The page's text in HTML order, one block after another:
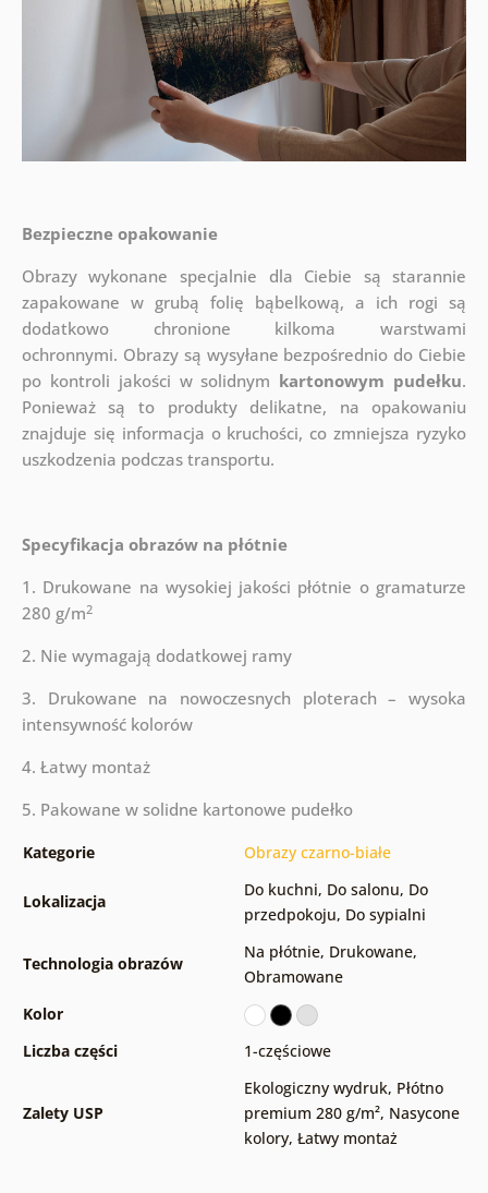
Bezpieczne opakowanie
Obrazy wykonane specjalnie dla Ciebie są starannie
zapakowane w grubą folię bąbelkową, a ich rogi są
dodatkowo chronione kilkoma warstwami
ochronnymi. Obrazy są wysyłane bezpośrednio do Ciebie
po kontroli jakości w solidnym kartonowym pudełku.
Ponieważ są to produkty delikatne, na opakowaniu
znajduje się informacja o kruchości, co zmniejsza ryzyko
uszkodzenia podczas transportu.
Specyfikacja obrazów na płótnie
1. Drukowane na wysokiej jakości płótnie o gramaturze
280 g/m2
2. Nie wymagają dodatkowej ramy
3. Drukowane na nowoczesnych ploterach – wysoka
intensywność kolorów
4. Łatwy montaż
5. Pakowane w solidne kartonowe pudełko
Kategorie Obrazy czarno-białe
Lokalizacja
Do kuchni, Do salonu, Do
przedpokoju, Do sypialni
Technologia obrazów
Na płótnie, Drukowane,
Obramowane
Kolor
Liczba części
1-częściowe
Zalety USP
Ekologiczny wydruk, Płótno
premium 280 g/m², Nasycone
kolory, Łatwy montaż